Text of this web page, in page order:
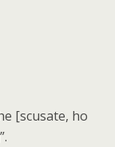
[scusate, ho